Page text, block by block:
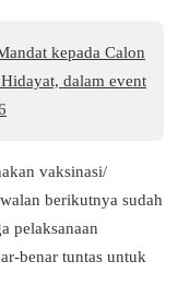
kepada Calon
dalam event
vaksinasi/
berikutnya sudah
pelaksanaan
benar tuntas untuk